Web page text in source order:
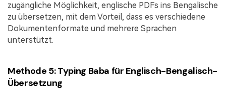
zugängliche Möglichkeit, englische PDFs ins Bengalische
zu übersetzen, mit dem Vorteil, dass es verschiedene
Dokumentenformate und mehrere Sprachen
unterstützt.
Methode 5: Typing Baba für Englisch-Bengalisch-
Übersetzung